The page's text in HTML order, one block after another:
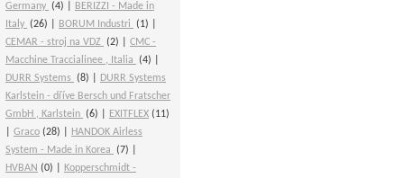
Germany (4)
BERIZZI - Made in
Italy (26) BORUM Industri
(1)
CEMAR - stroj na VDZ (2)
CMC -
Macchine Traccialinee , Italia
(4)
DURR Systems
(8)
DURR Systems
Karlstein - dříve Bersch und Fratscher
GmbH , Karlstein (6) EXITFLEX (11)
Graco (28)
HANDOK Airless
System - Made in Korea
(7)
HVBAN (0)
Kopperschmidt -